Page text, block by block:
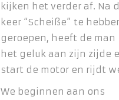
kijken het verder af. Na
keer “Scheiße” te
geroepen, heeft de man
het geluk aan zijn zijde
start de motor en rijdt
We beginnen aan ons